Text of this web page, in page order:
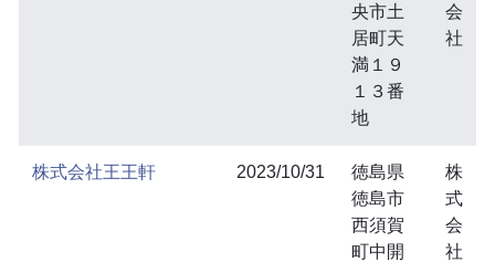
央市土
居町天
満１９
１３番
地
会
社
株式会社王王軒 2023/10/31
徳島県
徳島市
西須賀
町中開
株
式
会
社